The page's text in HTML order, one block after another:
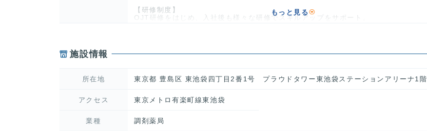
【研修制度】
OJT研修をはじめ、入社後も様々な研修でスキルアップをサポート。
もっと見る
施設情報
所在地 東京都 豊島区 東池袋四丁目2番1号 プラウドタワー東池袋ステーションアリーナ1階
アクセス 東京メトロ有楽町線東池袋
業種 調剤薬局